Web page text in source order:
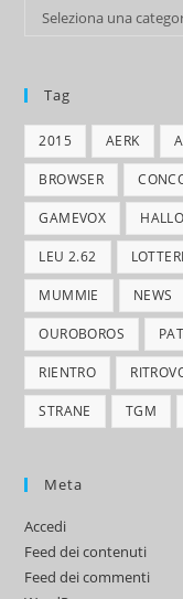
Argomenti
Seleziona una
Tag
2015 AERK
BROWSER
GAMEVOX
LEU 2.62
MUMMIE NEWS
OUROBOROS
RIENTRO
STRANE TGM
Meta
Accedi
Feed dei contenuti
Feed dei commenti